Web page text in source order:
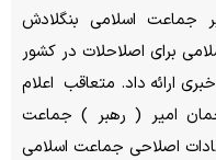
جماعت اسلامی بنگلادش
اسلامی برای اصلاحلات در کشور
ارائه داد. متعاقب اعلام
امیر ( رهبر ) جماعت
اصلاحی جماعت اسلامی